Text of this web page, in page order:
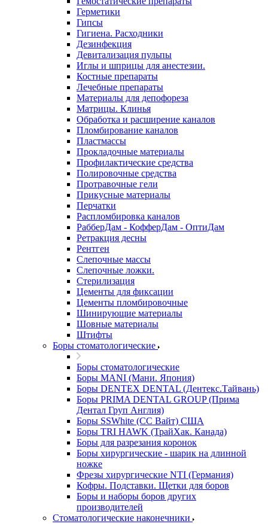
Герметики
Гипсы
Гигиена. Расходники
Дезинфекция
Девитализация пульпы
Иглы и шприцы для анестезии.
Костные препараты
Лечебные препараты
Материалы для депофореза
Матрицы. Клинья
Обработка и расширение каналов
Пломбирование каналов
Пластмассы
Прокладочные материалы
Профилактические средства
Полировочные средства
Протравочные гели
Прикусные материалы
Перчатки
Распломбировка каналов
РабберДам - КофферДам - ОптиДам
Ретракция десны
Рентген
Слепочные массы
Слепочные ложки.
Стерилизация
Цементы для фиксации
Цементы пломбировочные
Шинирующие материалы
Шовные материалы
Штифты
Боры стоматологические
Боры стоматологические
Боры MANI (Мани. Япония)
Боры DENTEX DENTAL (Дентекс.Тайвань)
Боры PRIMA DENTAL GROUP (Прима
Дентал Груп Англия)
Боры SSWhite (СС Вайт) США
Боры TRI HAWK (ТрайХак. Канада)
Боры для разрезания коронок
Боры хирургические - шарик на длинной
ножке
Фрезы хирургические NTI (Германия)
Кофры. Подставки. Щетки для боров
Боры и наборы боров других
производителей
Стоматологические наконечники